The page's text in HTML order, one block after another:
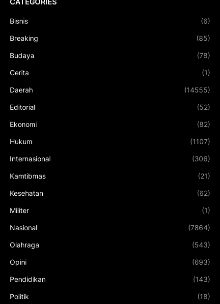
Bisnis (6)
Breaking (85)
Budaya (78)
Cerita (1)
Daerah (14555)
Editorial (52)
Ekonomi (82)
Hukum (1107)
Internasional (306)
Kamtibmas (21)
Kesehatan (62)
Militer (1)
Nasional (7864)
Olahraga (543)
Opini (693)
Pendidikan (143)
Politik (18)